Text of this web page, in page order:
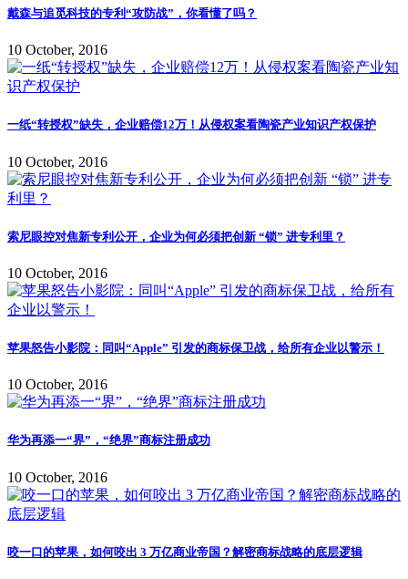
戴森与追觅科技的专利“攻防战”，你看懂了吗？
10 October, 2016
一纸“转授权”缺失，企业赔偿12万！从侵权案看陶瓷产业知识产权保护
10 October, 2016
索尼眼控对焦新专利公开，企业为何必须把创新 “锁” 进专利里？
10 October, 2016
苹果怒告小影院：同叫“Apple” 引发的商标保卫战，给所有企业以警示！
10 October, 2016
华为再添一“界”，“绝界”商标注册成功
10 October, 2016
咬一口的苹果，如何咬出 3 万亿商业帝国？解密商标战略的底层逻辑